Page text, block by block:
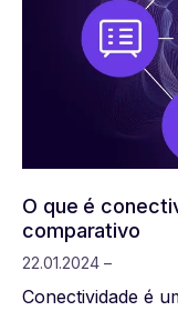
O que é
comparativo
22.01.2024 –
Conectividade é